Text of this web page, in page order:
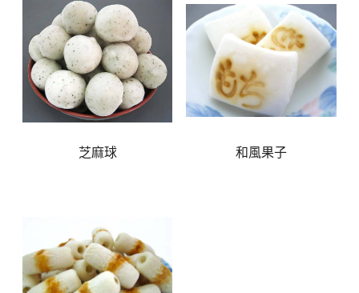
芝麻球 和風果子